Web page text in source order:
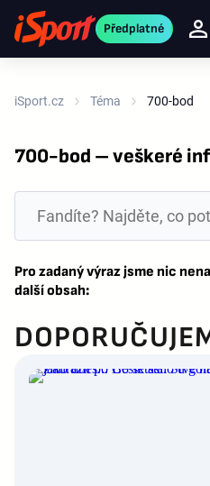
Předplatné
iSport.cz Téma 700-bod
700-bod – veškeré
Pro zadaný výraz jsme nic
další obsah: